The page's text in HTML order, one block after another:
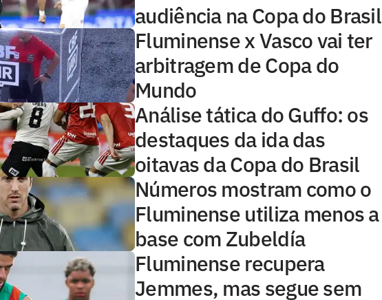
audiência na Copa do Brasil
Fluminense x Vasco vai ter
arbitragem de Copa do
Mundo
Análise tática do Guffo: os
destaques da ida das
oitavas da Copa do Brasil
Números mostram como o
Fluminense utiliza menos a
base com Zubeldía
Fluminense recupera
Jemmes, mas segue sem